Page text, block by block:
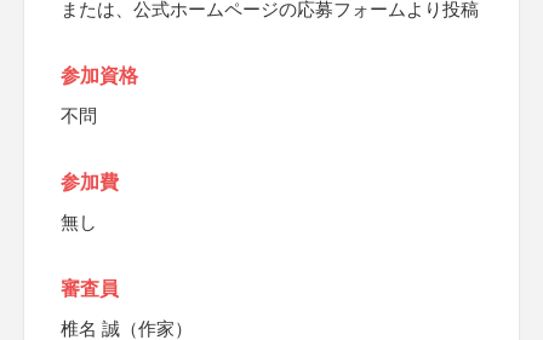
または、公式ホームページの応募フォームより投稿
参加資格
不問
参加費
無し
審査員
椎名 誠（作家）